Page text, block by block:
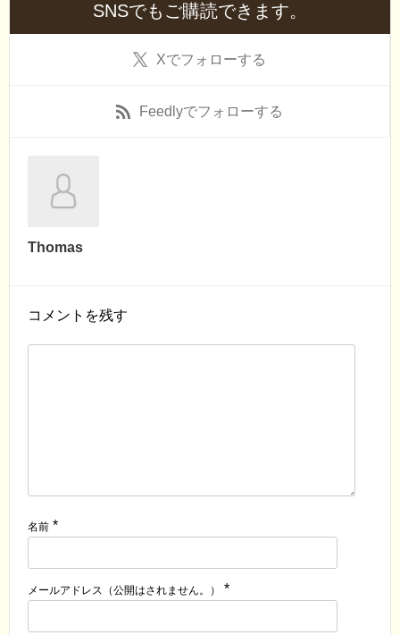
SNSでもご購読できます。
Xでフォローする
Feedlyでフォローする
Thomas
コメントを残す
名前 *
メールアドレス（公開はされません。） *